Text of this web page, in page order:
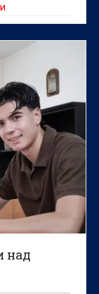
над